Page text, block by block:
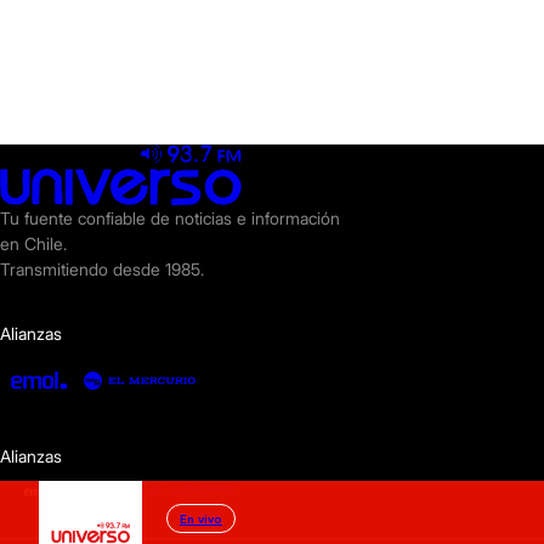
En vivo
Tu fuente confiable de noticias e información
en Chile.
Transmitiendo desde 1985.
Alianzas
Alianzas